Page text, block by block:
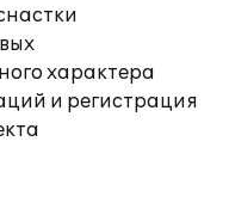
характера
и регистрация